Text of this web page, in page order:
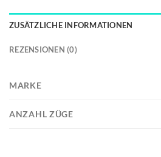
ZUSÄTZLICHE INFORMATIONEN
REZENSIONEN (0)
MARKE
ANZAHL ZÜGE